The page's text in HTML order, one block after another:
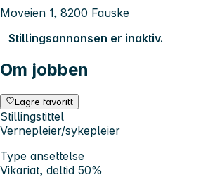
Moveien 1, 8200 Fauske
Stillingsannonsen er inaktiv.
Om jobben
Lagre favoritt
Stillingstittel
Vernepleier/sykepleier
Type ansettelse
Vikariat, deltid 50%